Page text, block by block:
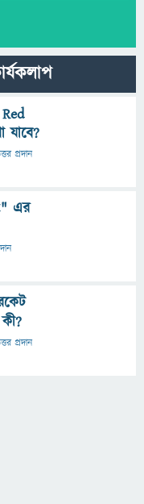
প্রদান
এর
প্রদান